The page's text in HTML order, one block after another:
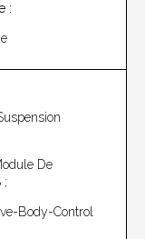
:
De
;
Body-Control